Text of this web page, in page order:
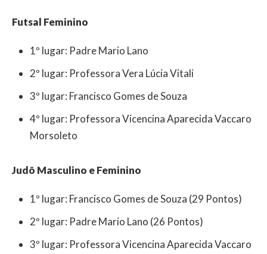
Futsal Feminino
1º lugar: Padre Mario Lano
2º lugar: Professora Vera Lúcia Vitali
3º lugar: Francisco Gomes de Souza
4º lugar: Professora Vicencina Aparecida Vaccaro
Morsoleto
Judô Masculino e Feminino
1º lugar: Francisco Gomes de Souza (29 Pontos)
2º lugar: Padre Mario Lano (26 Pontos)
3º lugar: Professora Vicencina Aparecida Vaccaro